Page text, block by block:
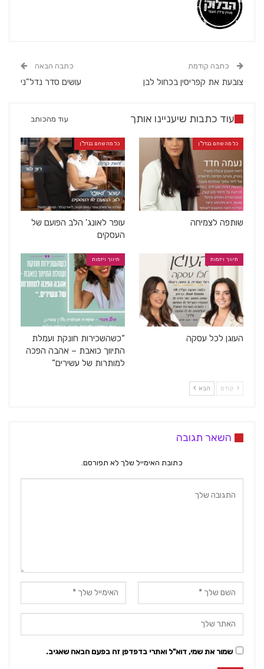
כתבה קודמת
צובעת את קפריסין בכחול לבן
כתבה הבאה
עושים סדר נדל"ני
עוד כתבות שיעניינו אותך עוד מהכותב
כל מה שחם בנדל"ן
שותפה לצמיחה
כל מה שחם בנדל"ן
עופר לאונג' הלב הפועם של
העסקים
תיווך ויזמות
העוגן לכל עסקה
תיווך ויזמות
“כשהשכירות חונקת ועמלת
התיווך כואבת – אהבה הפכה
למותרות של עשירים”
קודם הבא
השאר תגובה
כתובת האימייל שלך לא תפורסם.
שמור את שמי, דוא"ל ואתרי בדפדפן זה בפעם הבאה שאגיב.